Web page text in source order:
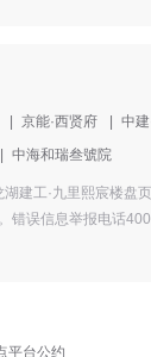
京能·西贤府
中
中海和瑞叁號院
建工·九里熙宸楼盘页
错误信息举报电话
平台公约